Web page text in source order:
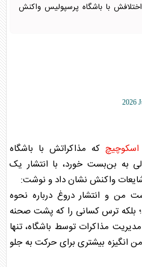
با باشگاه پرسپولیس واکنش
2026
اسکوچیچ که مذاکراتش با باشگاه
به بن‌بست خورد، با انتشار یک
واکنش نشان داد و نوشت:
من و انتشار دروغ درباره‌ نحوه‌
بلکه ترس کسانی را که پشت صحنه
مذاکرات توسط باشگاه، تنها
انگیزه‌ بیشتری برای حرکت به جلو